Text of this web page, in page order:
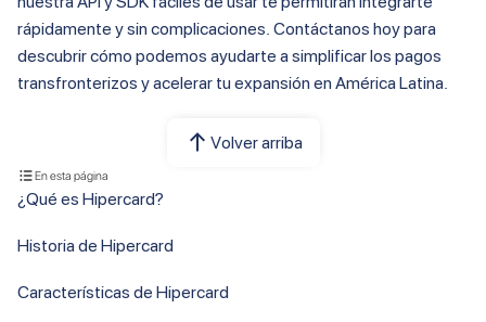
En esta página
¿Qué es Hipercard?
Historia de Hipercard
Características de Hipercard
rápidamente y sin complicaciones. Contáctanos hoy para
descubrir cómo podemos ayudarte a simplificar los pagos
transfronterizos y acelerar tu expansión en América Latina.
Volver arriba